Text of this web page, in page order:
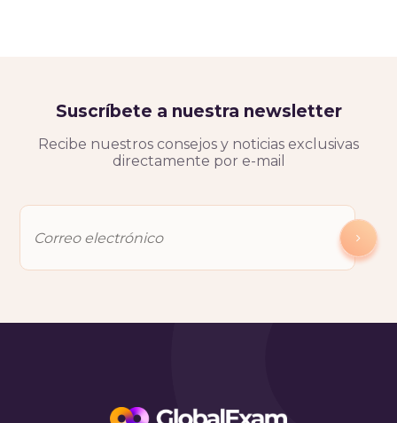
Suscríbete a nuestra newsletter
Recibe nuestros consejos y noticias exclusivas
directamente por e-mail